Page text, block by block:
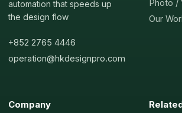
automation that speeds up
the design flow
+852 2765 4446
operation@hkdesignpro.com
Photo /
Our
Company